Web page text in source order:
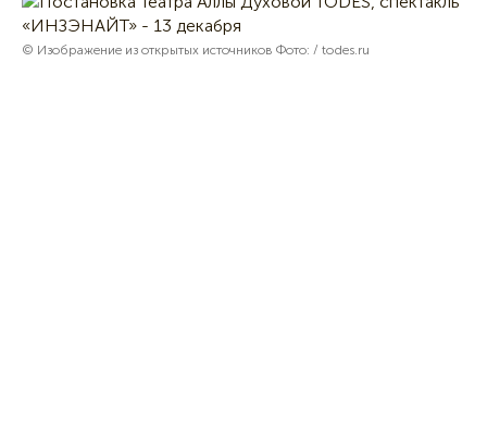
© Изображение из открытых источников Фото: / todes.ru